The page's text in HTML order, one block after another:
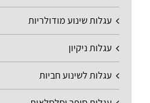
עגלות שינוע מודולריות
עגלות ניקיון
עגלות לשינוע חביות